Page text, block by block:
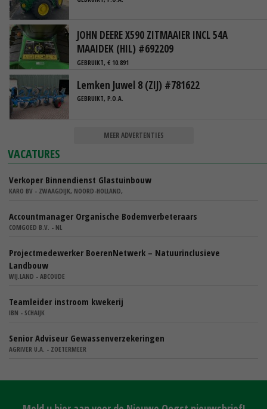
JOHN DEERE X590 ZITMAAIER INCL 54A
MAAIDEK (HIL) #692209
GEBRUIKT, € 10.891
Lemken Juwel 8 (ZIJ) #781622
GEBRUIKT, P.O.A.
MEER ADVERTENTIES
VACATURES
Verkoper Binnendienst Glastuinbouw
KARO BV - ZWAAGDIJK, NOORD-HOLLAND,
Accountmanager Organische Bodemverbeteraars
COMGOED B.V. - NL
Projectmedewerker BoerenNetwerk – Natuurinclusieve
Landbouw
WIJ.LAND - ABCOUDE
Teamleider instroom kwekerij
IBN - SCHAIJK
Senior Adviseur Gewassenverzekeringen
AGRIVER U.A. - ZOETERMEER